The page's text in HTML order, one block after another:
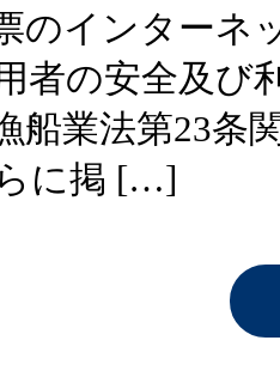
のインターネ
者の安全及び
船業法第23条
に掲 […]